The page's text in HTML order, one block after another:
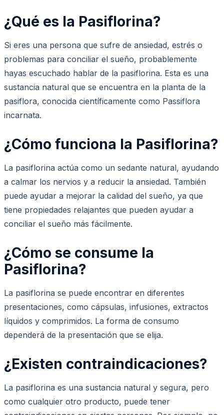
¿Qué es la Pasiflorina?
Si eres una persona que sufre de ansiedad, estrés o
problemas para conciliar el sueño, probablemente
hayas escuchado hablar de la pasiflorina. Esta es una
sustancia natural que se encuentra en la planta de la
pasiflora, conocida científicamente como Passiflora
incarnata.
¿Cómo funciona la Pasiflorina?
La pasiflorina actúa como un sedante natural, ayudando
a calmar los nervios y a reducir la ansiedad. También
puede ayudar a mejorar la calidad del sueño, ya que
tiene propiedades relajantes que pueden ayudar a
conciliar el sueño más fácilmente.
¿Cómo se consume la
Pasiflorina?
La pasiflorina se puede encontrar en diferentes
presentaciones, como cápsulas, infusiones, extractos
líquidos y comprimidos. La forma de consumo
dependerá de la presentación que se elija.
¿Existen contraindicaciones?
La pasiflorina es una sustancia natural y segura, pero
como cualquier otro producto, puede tener